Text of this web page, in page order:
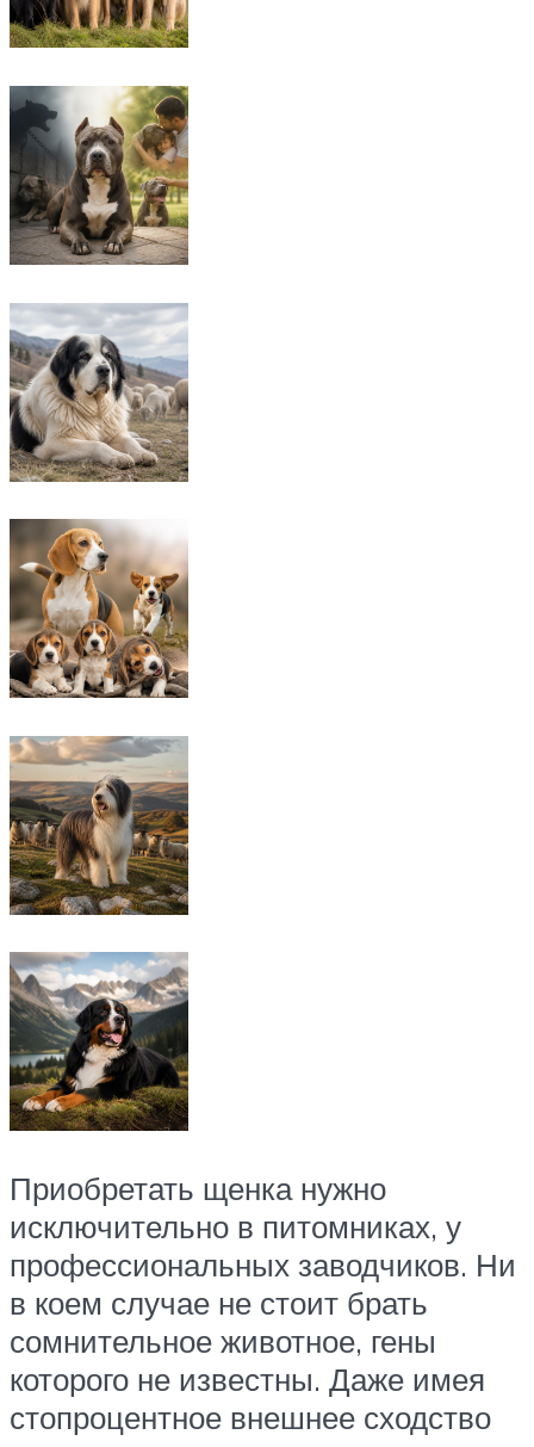
Приобретать щенка нужно
исключительно в питомниках, у
профессиональных заводчиков. Ни
в коем случае не стоит брать
сомнительное животное, гены
которого не известны. Даже имея
стопроцентное внешнее сходство